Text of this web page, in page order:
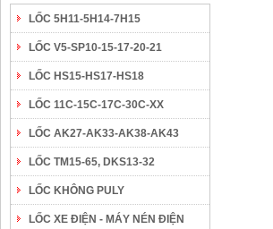
LỐC 5H11-5H14-7H15
LỐC V5-SP10-15-17-20-21
LỐC HS15-HS17-HS18
LỐC 11C-15C-17C-30C-XX
LỐC AK27-AK33-AK38-AK43
LỐC TM15-65, DKS13-32
LỐC KHÔNG PULY
LỐC XE ĐIỆN - MÁY NÉN ĐIỆN